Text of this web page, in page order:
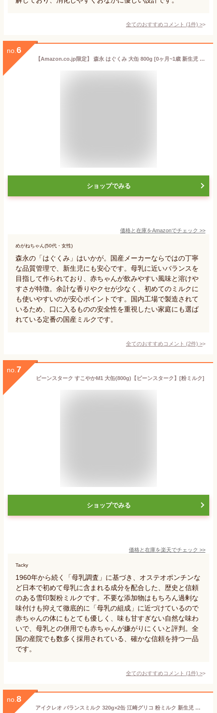
全てのおすすめコメント (1件) >
no. 6
【Amazon.co.jp限定】 森永 はぐくみ 大缶 800g [0ヶ月~1歳 新生児 赤ちゃん 粉ミルク] ラクトフェリン 3種類のオリゴ糖
ショップでみる
価格と在庫をAmazonでチェック >>
めがねちゃん(50代・女性)
森永の「はぐくみ」はいかが。国産メーカーならではの丁寧
な品質管理で、新生児にも安心です。母乳に近いバランスを
目指して作られており、赤ちゃんが飲みやすい風味と溶けや
すさが特徴。余計な香りやクセが少なく、初めてのミルクに
も使いやすいのが安心ポイントです。国内工場で製造されて
いるため、口に入るものの安全性を重視したい家庭にも選ば
れている定番の国産ミルクです。
全てのおすすめコメント (2件) >
no. 7
ビーンスターク すこやかM1 大缶(800g)【ビーンスターク】[粉ミルク]
ショップでみる
価格と在庫を楽天でチェック >>
Tacky
1960年から続く「母乳調査」に基づき、オステオポンチンな
ど日本で初めて母乳に含まれる成分を配合した、歴史と信頼
のある雪印製粉ミルクです。不要な添加物はもちろん過剰な
味付けも抑えて徹底的に「母乳の組成」に近づけているので
赤ちゃんの体にもとても優しく、味も甘すぎない自然な味わ
いで、母乳との併用でも赤ちゃんが嫌がりにくいと評判。全
国の産院でも数多く採用されている、確かな信頼を持つ一品
です。
全てのおすすめコメント (1件) >
no. 8
アイクレオ バランスミルク 320g×2缶 江崎グリコ 粉ミルク 新生児 乳児 赤ちゃん ベビー 0ヵ月~1歳頃